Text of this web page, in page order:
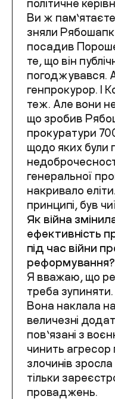
політичне
Ви ж
зняли
посадив
те, що він
погоджувався.
генпрокурор. І
теж. Але вони
що зробив
прокуратури
щодо яких були
генеральної
накривало
принципі, був
Як війна
ефективність
під час війни
реформування?
Я вважаю, що
треба
Вона наклала
величезні
пов’язані з
чинить агресор
злочинів
тільки
проваджень.